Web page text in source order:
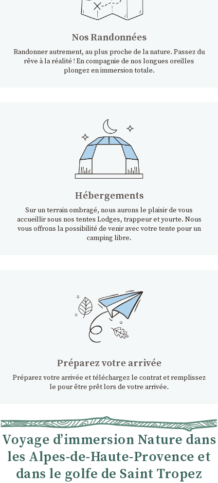
Nos Randonnées
Randonner autrement, au plus proche de la nature. Passez du
rêve à la réalité ! En compagnie de nos longues oreilles
plongez en immersion totale.
Hébergements
Sur un terrain ombragé, nous aurons le plaisir de vous
accueillir sous nos tentes Lodges, trappeur et yourte. Nous
vous offrons la possibilité de venir avec votre tente pour un
camping libre.
Préparez votre arrivée
Préparez votre arrivée et téléchargez le contrat et remplissez
le pour être prêt lors de votre arrivée.
Voyage d’immersion Nature dans
les Alpes-de-Haute-Provence et
dans le golfe de Saint Tropez